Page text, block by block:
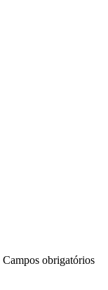
Campos obrigatórios